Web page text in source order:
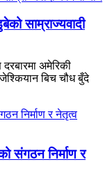
साम्राज्यवादी
अमेरिकी
बिच चौध बुँदे
संगठन निर्माण र